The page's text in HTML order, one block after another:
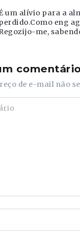
um alívio para a
eng
me,
de e-mail não